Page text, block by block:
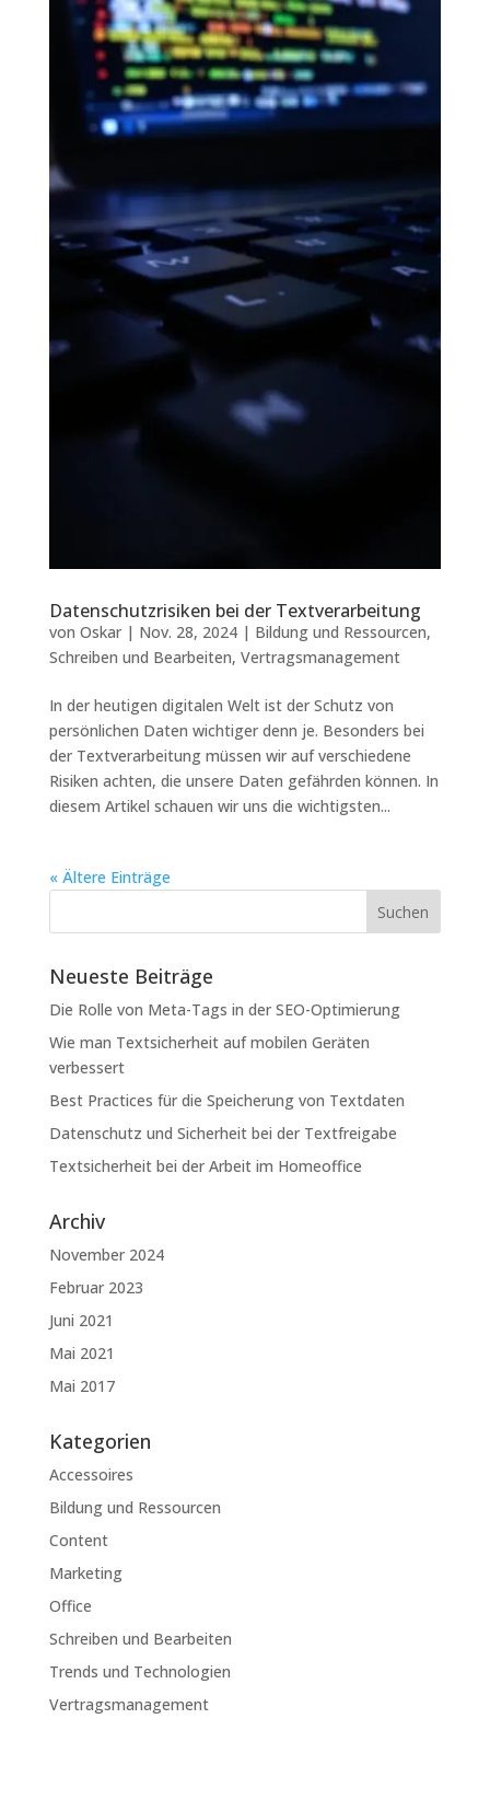
Datenschutzrisiken bei der Textverarbeitung
von Oskar| Nov. 28, 2024| Bildung und Ressourcen,
Schreiben und Bearbeiten, Vertragsmanagement
In der heutigen digitalen Welt ist der Schutz von
persönlichen Daten wichtiger denn je. Besonders bei
der Textverarbeitung müssen wir auf verschiedene
Risiken achten, die unsere Daten gefährden können. In
diesem Artikel schauen wir uns die wichtigsten...
« Ältere Einträge
Neueste Beiträge
Die Rolle von Meta-Tags in der SEO-Optimierung
Wie man Textsicherheit auf mobilen Geräten
verbessert
Best Practices für die Speicherung von Textdaten
Datenschutz und Sicherheit bei der Textfreigabe
Textsicherheit bei der Arbeit im Homeoffice
Archiv
November 2024
Februar 2023
Juni 2021
Mai 2021
Mai 2017
Kategorien
Accessoires
Bildung und Ressourcen
Content
Marketing
Office
Schreiben und Bearbeiten
Trends und Technologien
Vertragsmanagement